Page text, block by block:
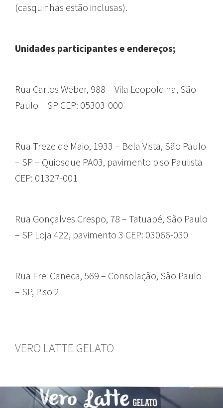
(casquinhas estão inclusas).
Unidades participantes e endereços;
Rua Carlos Weber, 988 – Vila Leopoldina, São
Paulo – SP CEP: 05303-000
Rua Treze de Maio, 1933 – Bela Vista, São Paulo
– SP – Quiosque PA03, pavimento piso Paulista
CEP: 01327-001
Rua Gonçalves Crespo, 78 – Tatuapé, São Paulo
– SP Loja 422, pavimento 3 CEP: 03066-030
Rua Frei Caneca, 569 – Consolação, São Paulo
– SP, Piso 2
VERO LATTE GELATO